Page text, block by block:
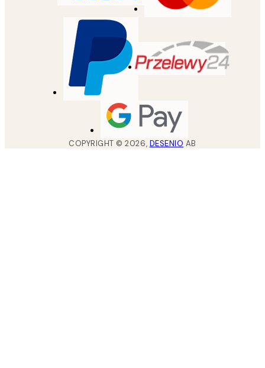
COPYRIGHT ©2026, DESENIO AB